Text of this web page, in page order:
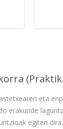
eta
erakunde
egiten